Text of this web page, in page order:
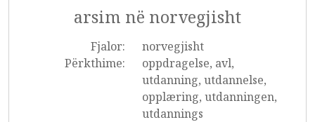
arsim në norvegjisht
Fjalor:
norvegjisht
Përkthime:
oppdragelse, avl,
utdanning, utdannelse,
opplæring, utdanningen,
utdannings